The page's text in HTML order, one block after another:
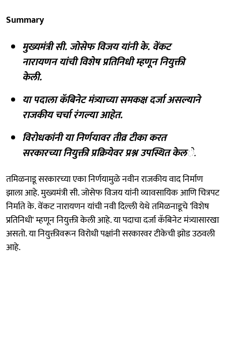
Summary
मुख्यमंत्री सी. जोसेफ विजय यांनी के. वेंकट
नारायणन यांची विशेष प्रतिनिधी म्हणून नियुक्ती
केली.
या पदाला कॅबिनेट मंत्र्याच्या समकक्ष दर्जा असल्याने
राजकीय चर्चा रंगल्या आहेत.
विरोधकांनी या निर्णयावर तीव्र टीका करत
सरकारच्या नियुक्ती प्रक्रियेवर प्रश्न उपस्थित केले.
तमिळनाडू सरकारच्या एका निर्णयामुळे नवीन राजकीय वाद निर्माण
झाला आहे. मुख्यमंत्री सी. जोसेफ विजय यांनी व्यावसायिक आणि चित्रपट
निर्माते के. वेंकट नारायणन यांची नवी दिल्ली येथे तमिळनाडूचे 'विशेष
प्रतिनिधी' म्हणून नियुक्ती केली आहे. या पदाचा दर्जा कॅबिनेट मंत्र्यासारखा
असतो. या नियुक्तीवरून विरोधी पक्षांनी सरकारवर टीकेची झोड उठवली
आहे.